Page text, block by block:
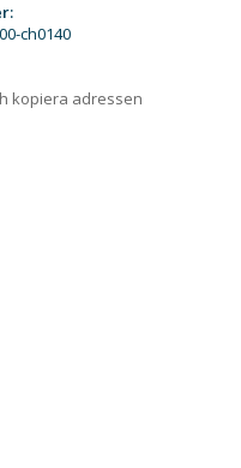
ch0140
kopiera adressen